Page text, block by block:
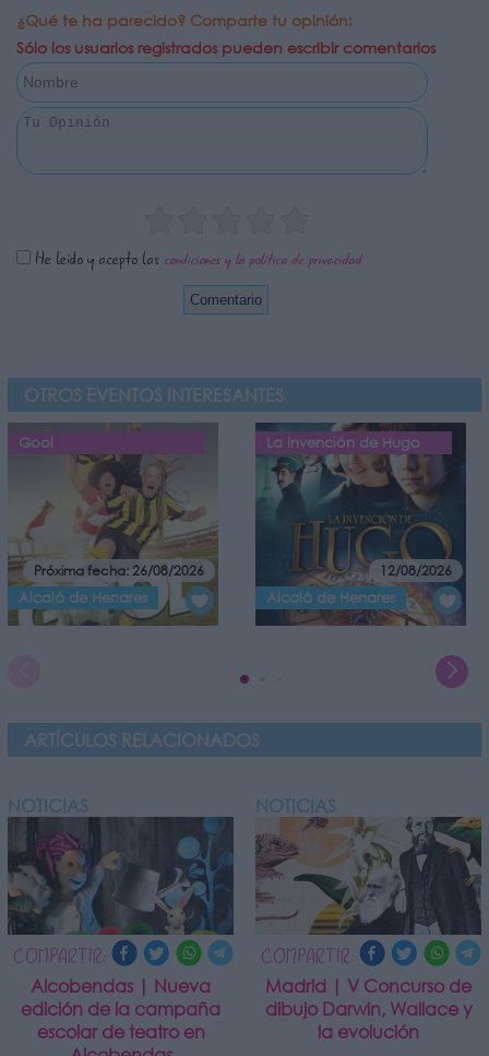
¿Qué te ha parecido? Comparte tu opinión:
Sólo los usuarios registrados pueden escribir comentarios
He leído y acepto las condiciones y la política de privacidad
OTROS EVENTOS INTERESANTES
Gool
Próxima fecha: 26/08/2026
Alcalá de Henares
La Invención de Hugo
12/08/2026
Alcalá de Henares
ARTÍCULOS RELACIONADOS
NOTICIAS
COMPARTIR:
Alcobendas | Nueva
edición de la campaña
escolar de teatro en
NOTICIAS
COMPARTIR:
Madrid | V Concurso de
dibujo Darwin, Wallace y
la evolución